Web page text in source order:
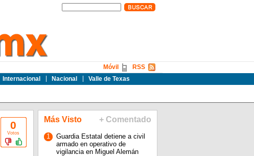
Internacional Nacional Valle de Texas
RSS
Móvil
0
Votos
Más Visto + Comentado
1
Guardia Estatal detiene a civil
armado en operativo de
vigilancia en Miguel Alemán